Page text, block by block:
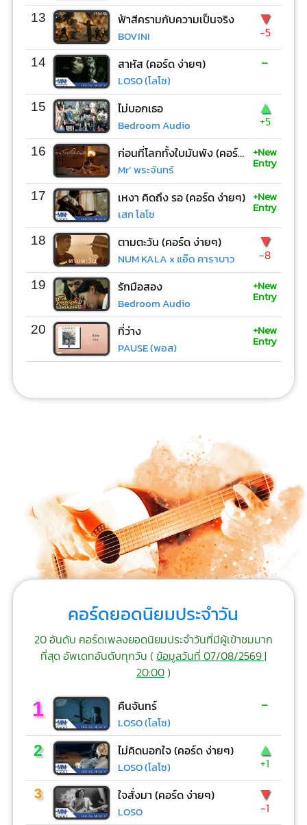
13 ฟ้าสีครามกับความเป็นจริง
BOVINI
▼
-5
14 สาหัส (คอร์ด ง่ายๆ)
LOSO (โลโซ)
-
15 ไม่บอกเธอ
Bedroom Audio
▲
+5
16 ก่อนที่โลกทั้งใบมันพัง (คอร์ด ง่ายๆ)
Mr’ พระจันทร์
+New
Entry
17 เหงา คิดถึง รอ (คอร์ด ง่ายๆ)
เสก โลโซ
+New
Entry
18 ตามตะวัน (คอร์ด ง่ายๆ)
NUM KALA x แอ๊ด คาราบาว
▼
-8
19 รักมือสอง
Bedroom Audio
+New
Entry
20 ที่ว่าง
PAUSE (พอส)
+New
Entry
คอร์ดยอดนิยมประจำวัน
20 อันดับ คอร์ดเพลงยอดนิยมประจำวันที่มีผู้เข้าชมมาก
ที่สุด อัพเดทอันดับทุกวัน (ข้อมูลวันที่ 07/08/2569 |
20:00)
1 คืนจันทร์
LOSO (โลโซ)
-
2 ไม่คิดนอกใจ (คอร์ด ง่ายๆ)
LOSO (โลโซ)
▲
+1
3 ใจสั่งมา (คอร์ด ง่ายๆ)
LOSO
▼
-1